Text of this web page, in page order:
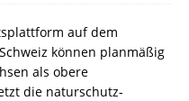
auf dem
können planmäßig
als obere
die naturschutz-